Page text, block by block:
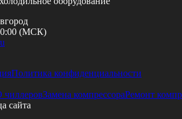
(МСК)
Политика конфиденциальности
чиллеровЗамена компрессораРемонт
сайта